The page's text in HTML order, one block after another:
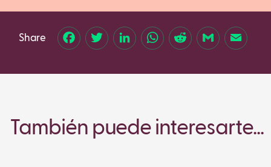
Share
También puede interesarte...